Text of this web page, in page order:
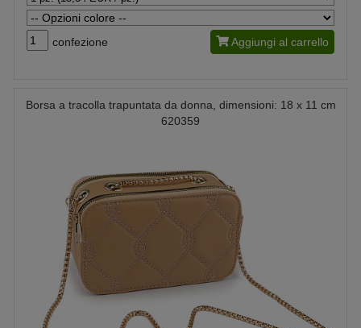
confezione Aggiungi al carrello
Borsa a tracolla trapuntata da donna, dimensioni: 18 x 11 cm
620359